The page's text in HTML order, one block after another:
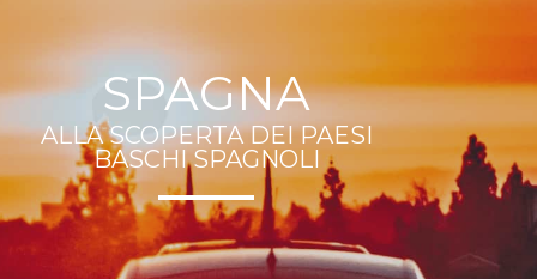
SPAGNA
ALLA SCOPERTA DEI PAESI
BASCHI SPAGNOLI